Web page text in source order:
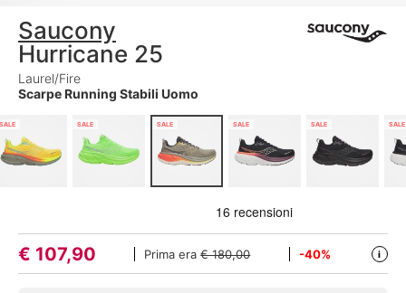
Saucony
Hurricane 25
Laurel/Fire
Scarpe Running Stabili Uomo
SALE SALE SALE SALE SALE SALE
€ 107,90 Prima era€ 180,00 -40% i